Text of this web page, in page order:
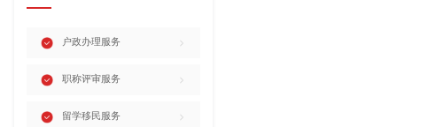
户政办理服务
职称评审服务
留学移民服务